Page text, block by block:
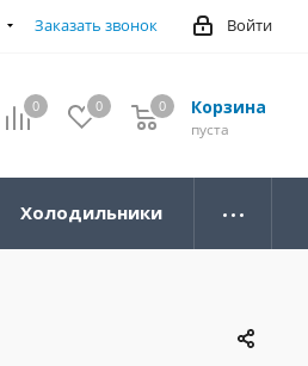
Войти
Заказать звонок
0 0 Корзина
0
пуста
0
Холодильники